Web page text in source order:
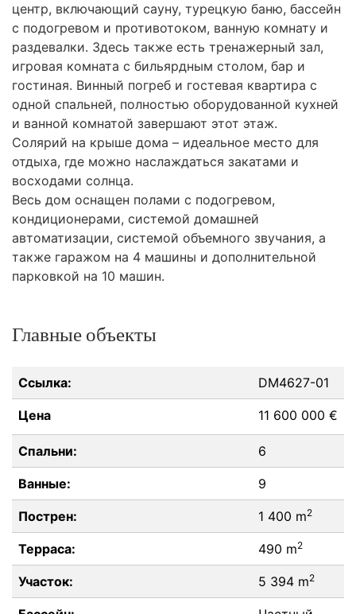
центр, включающий сауну, турецкую баню, бассейн
с подогревом и противотоком, ванную комнату и
раздевалки. Здесь также есть тренажерный зал,
игровая комната с бильярдным столом, бар и
гостиная. Винный погреб и гостевая квартира с
одной спальней, полностью оборудованной кухней
и ванной комнатой завершают этот этаж.
Солярий на крыше дома – идеальное место для
отдыха, где можно наслаждаться закатами и
восходами солнца.
Весь дом оснащен полами с подогревом,
кондиционерами, системой домашней
автоматизации, системой объемного звучания, а
также гаражом на 4 машины и дополнительной
парковкой на 10 машин.
Главные объекты
Ссылка: DM4627-01
Цена 11 600 000 €
Спальни: 6
Ванные: 9
Пострен: 1 400 m2
Терраса: 490 m2
Участок: 5 394 m2